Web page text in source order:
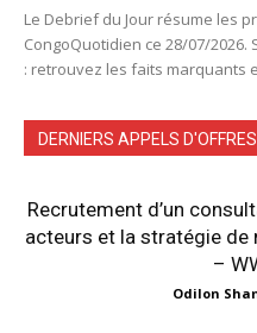
Le Debrief du Jour résume les
CongoQuotidien ce 28/07/
: retrouvez les faits marquants
DERNIERS APPELS D'OFFRES
Recrutement d’un
acteurs et la stratégie
–
Odilon